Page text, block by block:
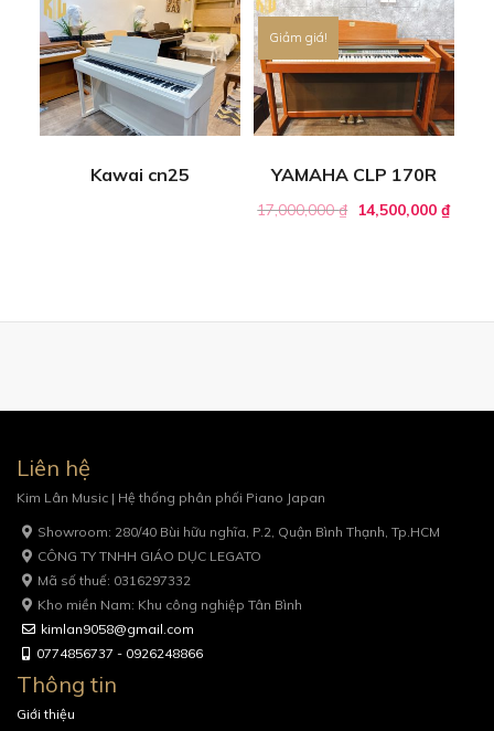
Kawai cn25
Giảm giá!
YAMAHA CLP 170R
17,000,000₫ 14,500,000₫
Liên hệ
Kim Lân Music | Hệ thống phân phối Piano Japan
Showroom: 280/40 Bùi hữu nghĩa, P.2, Quận Bình Thạnh, Tp.HCM
CÔNG TY TNHH GIÁO DỤC LEGATO
Mã số thuế: 0316297332
Kho miền Nam: Khu công nghiệp Tân Bình
kimlan9058@gmail.com
0774856737 - 0926248866
Thông tin
Giới thiệu